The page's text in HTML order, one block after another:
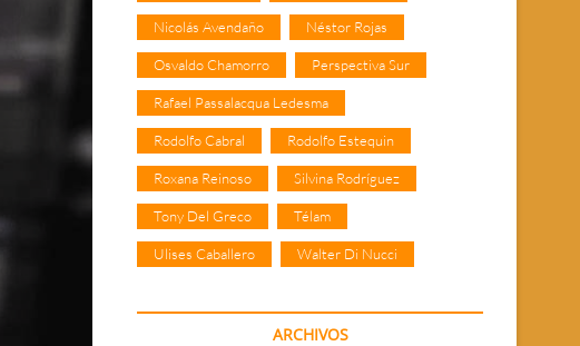
Nicolás Avendaño Néstor Rojas
Osvaldo Chamorro Perspectiva Sur
Rafael Passalacqua Ledesma
Rodolfo Cabral Rodolfo Estequin
Roxana Reinoso Silvina Rodríguez
Tony Del Greco Télam
Ulises Caballero Walter Di Nucci
ARCHIVOS